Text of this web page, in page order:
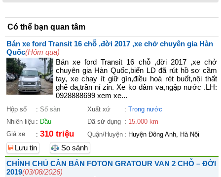
Có thể bạn quan tâm
Bán xe ford Transit 16 chỗ ,đời 2017 ,xe chở chuyên gia Hàn
Quốc(Hôm qua)
Bán xe ford Transit 16 chỗ ,đời 2017 ,xe chở
chuyên gia Hàn Quốc,biển LD đã rút hồ sơ cầm
tay, xe chạy ít giữ gìn,điều hoà rét buốt,nội thất
ghế da,trần nỉ zin. Xe ko đâm va,ngập nước .LH:
0928888699 xem xe...
Hộp số : Số sàn Xuất xứ : Trong nước
Nhiên liệu : Dầu Đã sử dụng : 15.000 km
Giá xe
: 310 triệu Quận/Huyện : Huyện Đông Anh, Hà Nội
Lưu tin
So sánh
CHÍNH CHỦ CẦN BÁN FOTON GRATOUR VAN 2 CHỖ – ĐỜI
2019(03/08/2026)